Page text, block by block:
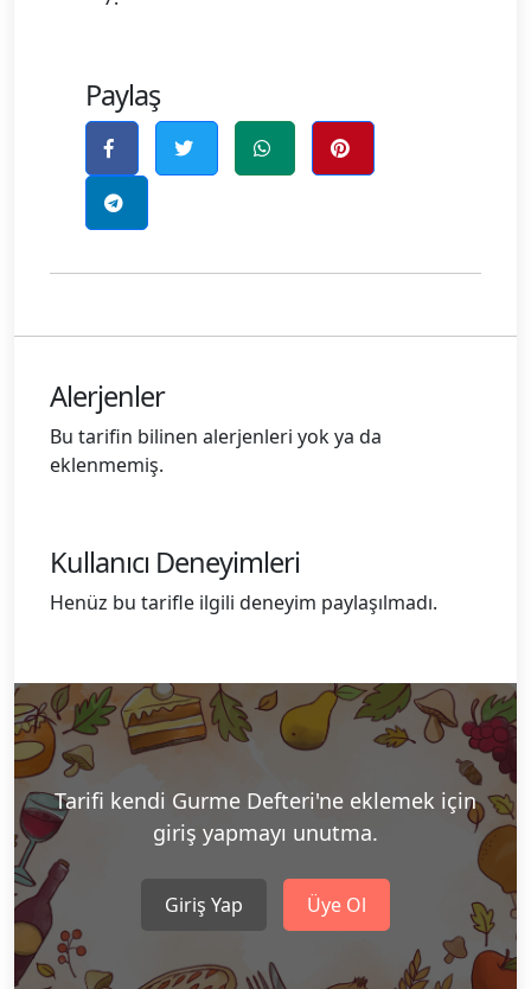
Paylaş
Alerjenler
Bu tarifin bilinen alerjenleri yok ya da
eklenmemiş.
Kullanıcı Deneyimleri
Henüz bu tarifle ilgili deneyim paylaşılmadı.
Tarifi kendi Gurme Defteri'ne eklemek için
giriş yapmayı unutma.
Giriş Yap Üye Ol